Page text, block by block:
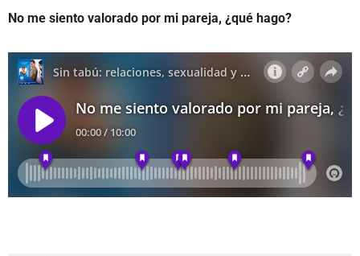
No me siento valorado por mi pareja, ¿qué hago?